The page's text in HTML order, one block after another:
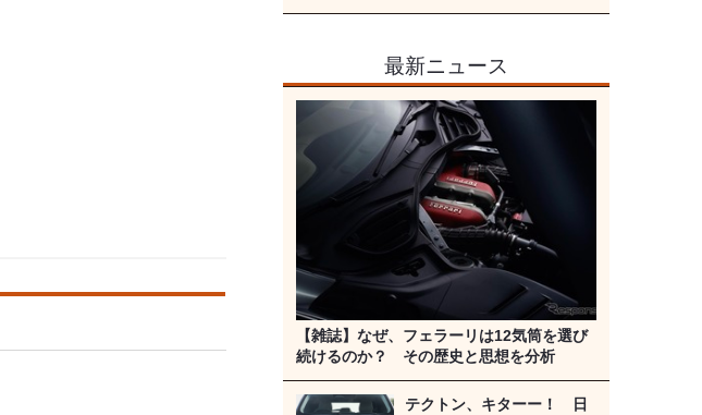
最新ニュース
【雑誌】なぜ、フェラーリは12気筒を選び
続けるのか？ その歴史と思想を分析
テクトン、キターー！ 日